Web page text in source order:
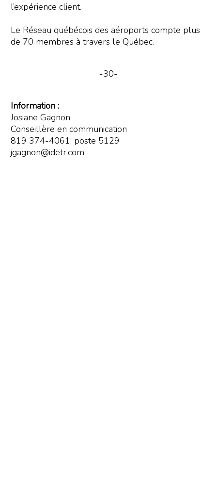
l’expérience client.
Le Réseau québécois des aéroports compte plus
de 70 membres à travers le Québec.
-30-
Information :
Josiane Gagnon
Conseillère en communication
819 374-4061, poste 5129
jgagnon@idetr.com